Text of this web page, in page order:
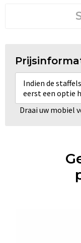
Indien de
eerst een optie
Draai uw mobiel